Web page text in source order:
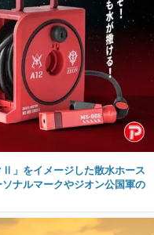
Ⅱ」をイメージした散水ホース
ナルマークやジオン公国軍の